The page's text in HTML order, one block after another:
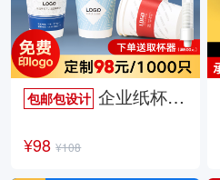
包邮包设计 企业纸杯定制
¥98 ¥108